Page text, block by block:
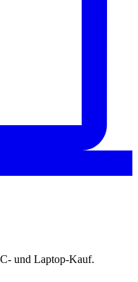
und Laptop-Kauf.